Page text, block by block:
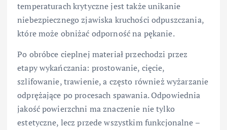
temperaturach krytyczne jest także unikanie
niebezpiecznego zjawiska kruchości odpuszczania,
które może obniżać odporność na pękanie.
Po obróbce cieplnej materiał przechodzi przez
etapy wykańczania: prostowanie, cięcie,
szlifowanie, trawienie, a często również wyżarzanie
odprężające po procesach spawania. Odpowiednia
jakość powierzchni ma znaczenie nie tylko
estetyczne, lecz przede wszystkim funkcjonalne –